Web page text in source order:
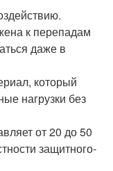
к перепадам
даже в
который
нагрузки без
от 20 до 50
защитного-